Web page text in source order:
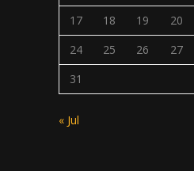
17
18 19 20
24
25 26 27
31
« Jul